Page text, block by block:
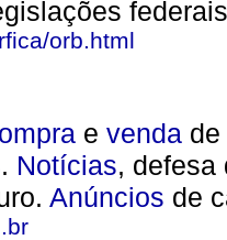
orb.html
e venda
. Notícias, defesa
Anúncios de